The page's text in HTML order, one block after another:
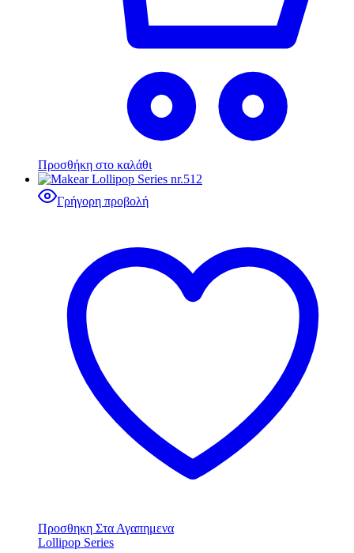
Προσθήκη στο καλάθι
Γρήγορη προβολή
Προσθηκη Στα Αγαπημενα
Lollipop Series